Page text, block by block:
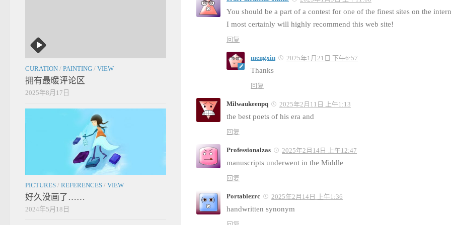
You should be a part of a contest for one of the finest sites on the
I most certainly will highly recommend this web site!
回复
mengxin 2025年1月21日 下午6:57
Thanks
回复
Milwaukeenpq 2025年2月11日 上午1:13
the best poets of his era and
回复
Professionalzas 2025年2月14日 上午12:47
manuscripts underwent in the Middle
回复
Portablezrc 2025年2月14日 上午1:36
handwritten synonym
CURATION / PAINTING / VIEW
拥有最暖评论区
2025年8月17日
PICTURES / REFERENCES / VIEW
好久没画了……
2024年5月18日